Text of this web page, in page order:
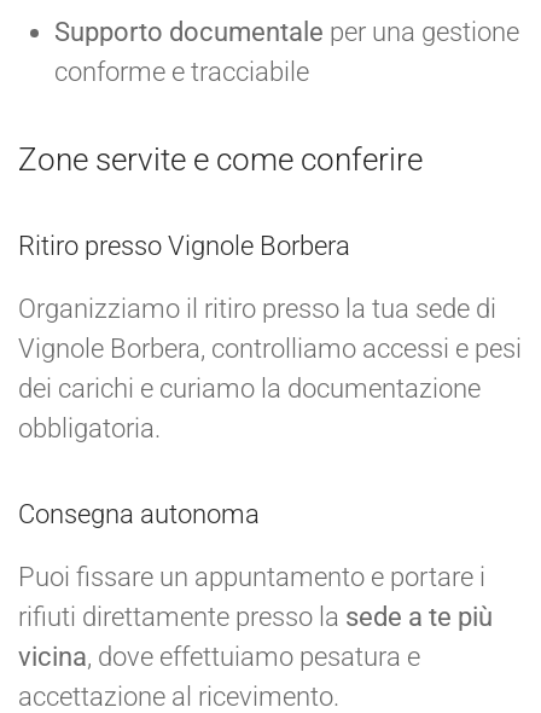
Supporto documentale per una gestione
conforme e tracciabile
Zone servite e come conferire
Ritiro presso Vignole Borbera
Organizziamo il ritiro presso la tua sede di
Vignole Borbera, controlliamo accessi e pesi
dei carichi e curiamo la documentazione
obbligatoria.
Consegna autonoma
Puoi fissare un appuntamento e portare i
rifiuti direttamente presso la sede a te più
vicina, dove effettuiamo pesatura e
accettazione al ricevimento.